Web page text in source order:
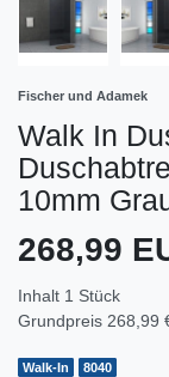
Fischer und Adamek
Walk In
10mm
268,99
Inhalt 1 Stück
Grundpreis 268,99
Walk-In 8040